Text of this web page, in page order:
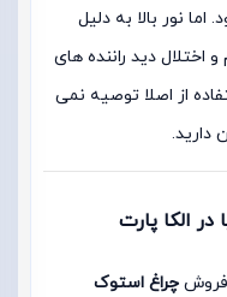
نور بالا به دلیل
اختلال دید راننده های
از اصلا توصیه نمی
دارید.
الکا پارت
چراغ استوک